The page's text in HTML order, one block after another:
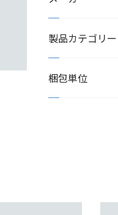
製品カテゴリー
梱包単位